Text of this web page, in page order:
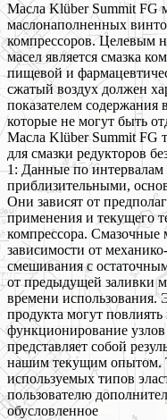
Масла Klüber Summit FG
маслонаполненных
компрессоров. Целевым
масел является смазка
пищевой и
сжатый воздух должен
показателем содержания
которые не могут быть
Масла Klüber Summit FG
для смазки редукторов
1: Данные по интервалам
приблизительными,
Они зависят от
применения и текущего
компрессора. Смазочные
зависимости от
смешивания с
от предыдущей заливки
времени использования.
продукта могут
функционирование
представляет собой
нашим текущим опытом.
используемых типов
пользователю
обусловленное